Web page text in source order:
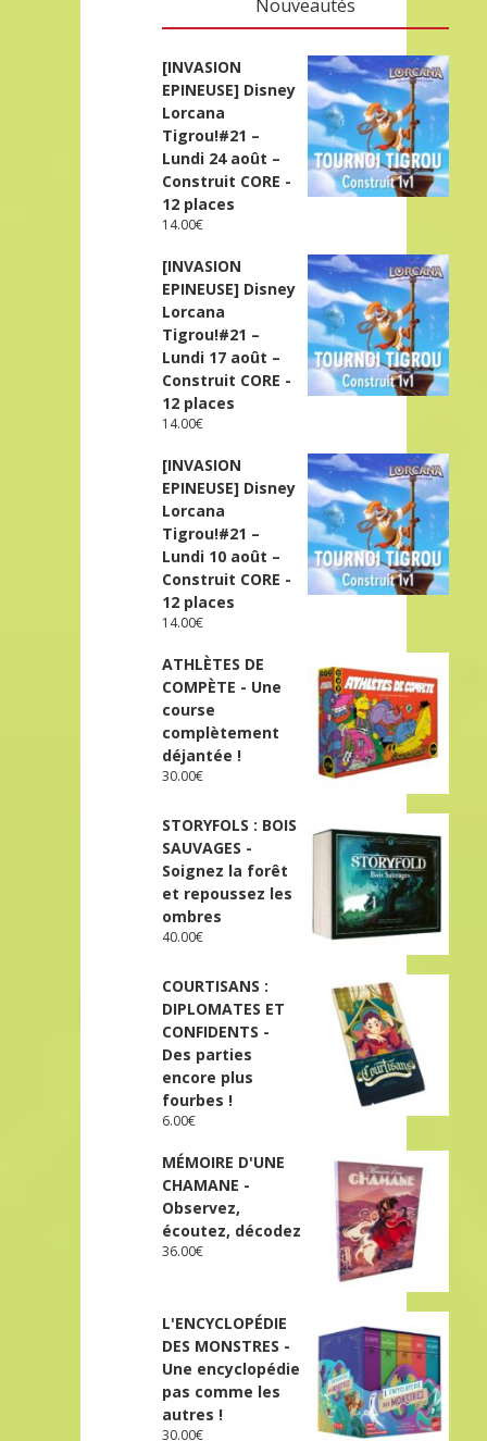
Nouveautés
[INVASION
EPINEUSE] Disney
Lorcana
Tigrou!#21 –
Lundi 24 août –
Construit CORE -
12 places
14.00€
[INVASION
EPINEUSE] Disney
Lorcana
Tigrou!#21 –
Lundi 17 août –
Construit CORE -
12 places
14.00€
[INVASION
EPINEUSE] Disney
Lorcana
Tigrou!#21 –
Lundi 10 août –
Construit CORE -
12 places
14.00€
ATHLÈTES DE
COMPÈTE - Une
course
complètement
déjantée !
30.00€
STORYFOLS : BOIS
SAUVAGES -
Soignez la forêt
et repoussez les
ombres
40.00€
COURTISANS :
DIPLOMATES ET
CONFIDENTS -
Des parties
encore plus
fourbes !
6.00€
MÉMOIRE D'UNE
CHAMANE -
Observez,
écoutez, décodez
36.00€
L'ENCYCLOPÉDIE
DES MONSTRES -
Une encyclopédie
pas comme les
autres !
30.00€